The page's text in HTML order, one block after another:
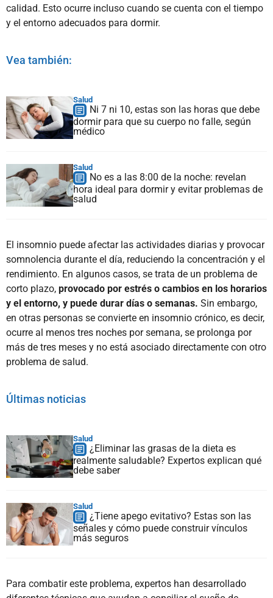
calidad. Esto ocurre incluso cuando se cuenta con el tiempo
y el entorno adecuados para dormir.
Vea también:
Salud
Ni 7 ni 10, estas son las horas que debe
dormir para que su cuerpo no falle, según
médico
Salud
No es a las 8:00 de la noche: revelan
hora ideal para dormir y evitar problemas de
salud
El insomnio puede afectar las actividades diarias y provocar
somnolencia durante el día, reduciendo la concentración y el
rendimiento. En algunos casos, se trata de un problema de
corto plazo, provocado por estrés o cambios en los horarios
y el entorno, y puede durar días o semanas. Sin embargo,
en otras personas se convierte en insomnio crónico, es decir,
ocurre al menos tres noches por semana, se prolonga por
más de tres meses y no está asociado directamente con otro
problema de salud.
Últimas noticias
Salud
¿Eliminar las grasas de la dieta es
realmente saludable? Expertos explican qué
debe saber
Salud
¿Tiene apego evitativo? Estas son las
señales y cómo puede construir vínculos
más seguros
Para combatir este problema, expertos han desarrollado